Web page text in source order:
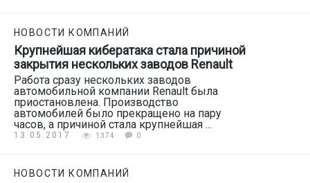
НОВОСТИ КОМПАНИЙ
13.05.2017 1374 0
Крупнейшая кибератака стала причиной
закрытия нескольких заводов Renault
Работа сразу нескольких заводов
автомобильной компании Renault была
приостановлена. Производство
автомобилей было прекращено на пару
часов, а причиной стала крупнейшая ...
НОВОСТИ КОМПАНИЙ